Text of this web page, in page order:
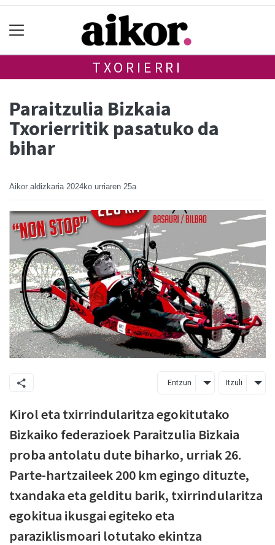
TXORIERRI
Paraitzulia Bizkaia
Txorierritik pasatuko da
bihar
Aikor aldizkaria 2024ko urriaren 25a
Entzun Itzuli
Kirol eta txirrindularitza egokitutako
Bizkaiko federazioek Paraitzulia Bizkaia
proba antolatu dute biharko, urriak 26.
Parte-hartzaileek 200 km egingo dituzte,
txandaka eta gelditu barik, txirrindularitza
egokitua ikusgai egiteko eta
paraziklismoari lotutako ekintza